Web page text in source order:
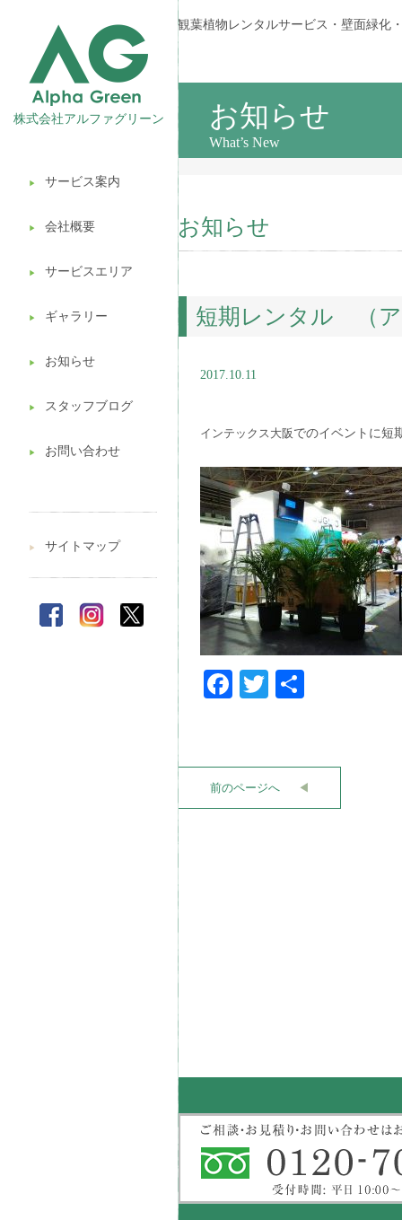
株式会社アルファグリーン
▶︎ サービス案内
▶︎ 会社概要
▶︎ サービスエリア
▶︎ ギャラリー
▶︎ お知らせ
▶︎ スタッフブログ
▶︎ お問い合わせ
観葉植物レンタル
壁面緑化
ギフト販売
造園ガーデニング
植木処分
▶︎ サイトマップ
観葉植物レンタルサービス・壁面緑化
お知らせ
What’s New
お知らせ
短期レンタル （
2017.10.11
インテックス大阪 でのイベントに
Facebook
Twitter
前のページへ ◀︎